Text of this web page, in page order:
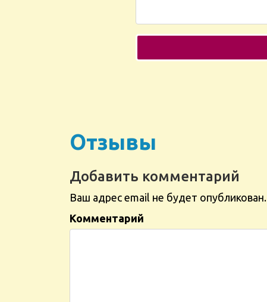
Отзывы
Добавить комментарий
Ваш адрес email не будет опубликован.
Комментарий